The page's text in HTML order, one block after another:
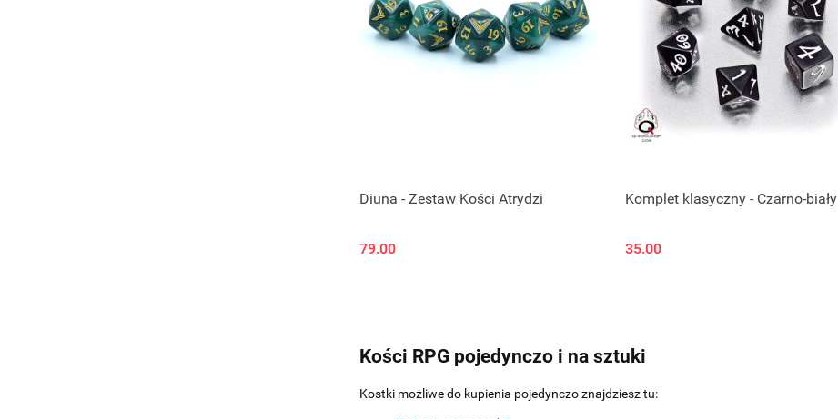
Diuna - Zestaw Kości Atrydzi
79.00
Komplet klasyczny - Czarno-biały
35.00
Kości RPG pojedynczo i na sztuki
Kostki możliwe do kupienia pojedynczo znajdziesz tu: